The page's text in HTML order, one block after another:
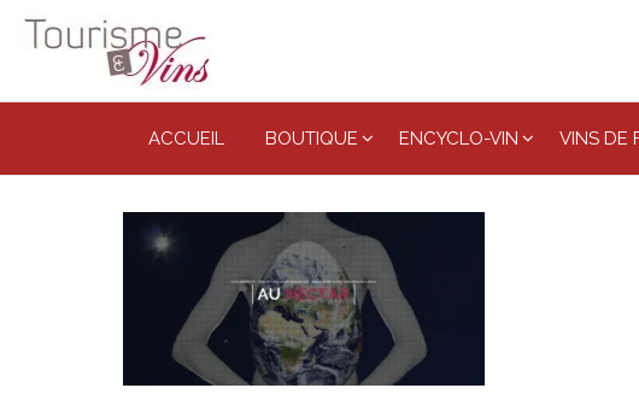
ACCUEIL BOUTIQUE ENCYCLO-VIN VINS DE